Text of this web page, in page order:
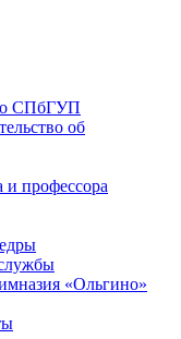
о СПбГУП
об
и профессора
«Ольгино»